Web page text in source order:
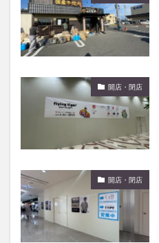
開店・閉店
開店・閉店